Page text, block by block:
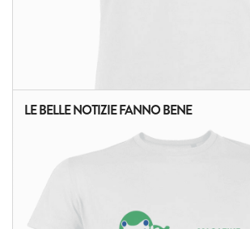
LE BELLE NOTIZIE FANNO BENE